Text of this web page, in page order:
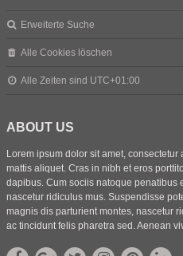
Erweiterte Suche
Alle Cookies löschen
Alle Zeiten sind UTC+01:00
ABOUT US
Lorem ipsum dolor sit amet,
mattis aliquet. Cras in nibh et eros
dapibus. Cum sociis natoque penatibus
nascetur ridiculus mus. Suspendisse
magnis dis parturient montes, nascetur
ac tincidunt felis pharetra sed. Aenean